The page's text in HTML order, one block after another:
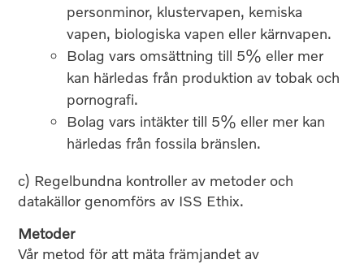
personminor, klustervapen, kemiska
vapen, biologiska vapen eller kärnvapen.
Bolag vars omsättning till 5% eller mer
kan härledas från produktion av tobak och
pornografi.
Bolag vars intäkter till 5% eller mer kan
härledas från fossila bränslen.
c) Regelbundna kontroller av metoder och
datakällor genomförs av ISS Ethix.
Metoder
Vår metod för att mäta främjandet av